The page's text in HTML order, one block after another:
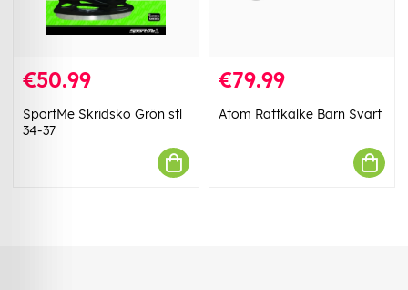
€50.99
SportMe Skridsko Grön stl
34-37
€79.99
Atom Rattkälke Barn Svart